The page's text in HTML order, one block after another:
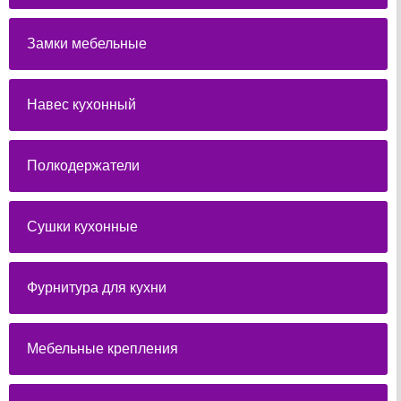
Замки мебельные
Навес кухонный
Полкодержатели
Сушки кухонные
Фурнитура для кухни
Мебельные крепления